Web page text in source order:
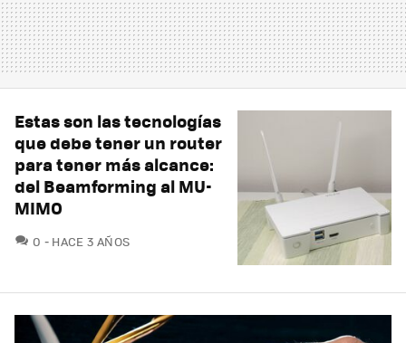
Estas son las tecnologías
que debe tener un router
para tener más alcance:
del Beamforming al MU-
MIMO
0 COMENTARIOS
HACE 3 AÑOS